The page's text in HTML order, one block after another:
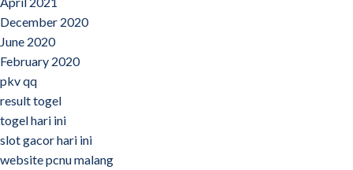
December 2020
June 2020
February 2020
pkv qq
result togel
togel hari ini
slot gacor hari ini
website pcnu malang